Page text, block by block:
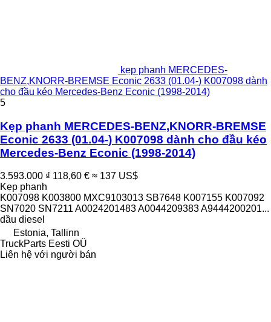
kẹp phanh MERCEDES-
BENZ,KNORR-BREMSE Econic 2633 (01.04-) K007098 dành
cho đầu kéo Mercedes-Benz Econic (1998-2014)
5
Kẹp phanh MERCEDES-BENZ,KNORR-BREMSE
Econic 2633 (01.04-) K007098 dành cho đầu kéo
Mercedes-Benz Econic (1998-2014)
3.593.000 ₫ 118,60 € ≈ 137 US$
Kẹp phanh
K007098 K003800 MXC9103013 SB7648 K007155 K007092
SN7020 SN7211 A0024201483 A0044209383 A9444200201...
dầu diesel
Estonia, Tallinn
TruckParts Eesti OÜ
Liên hệ với người bán